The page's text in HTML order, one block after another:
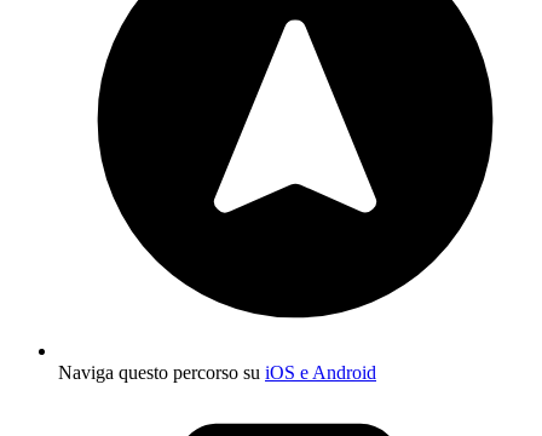
Naviga questo percorso su iOS e Android